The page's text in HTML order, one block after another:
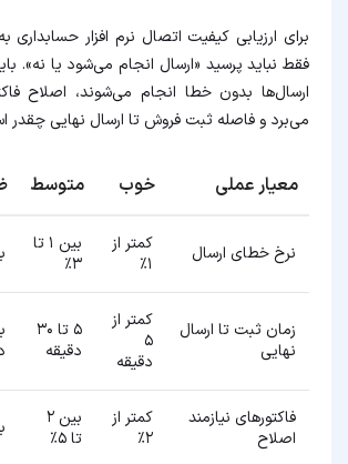
برای ارزیابی کیفیت اتصال نرم افزار حسابداری
فقط نباید پرسید «ارسال انجام می‌شود یا نه».
ارسال‌ها بدون خطا انجام می‌شوند، اصلاح
می‌برد و فاصله ثبت فروش تا ارسال نهایی چقدر
معیار عملی خوب متوسط
نرخ خطای ارسال
کمتر از
۱٪
بین ۱ تا
۳٪
زمان ثبت تا ارسال
نهایی
کمتر از
۵
دقیقه
۵ تا ۳۰
دقیقه
فاکتورهای نیازمند
اصلاح
کمتر از
۲٪
بین ۲
تا ۵٪